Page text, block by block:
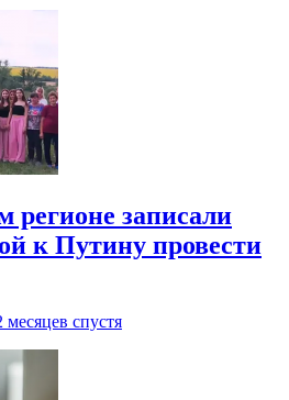
регионе записали
к Путину провести
месяцев спустя